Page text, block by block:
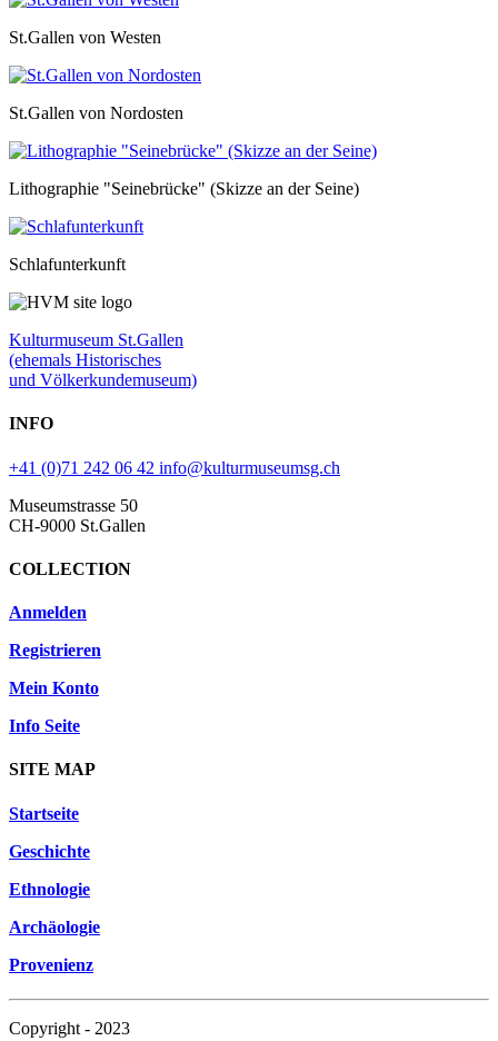
St.Gallen von Westen
St.Gallen von Nordosten
Lithographie "Seinebrücke" (Skizze an der Seine)
Schlafunterkunft
Kulturmuseum St.Gallen
(ehemals Historisches
und Völkerkundemuseum)
INFO
+41 (0)71 242 06 42 info@kulturmuseumsg.ch
Museumstrasse 50
CH-9000 St.Gallen
COLLECTION
Anmelden
Registrieren
Mein Konto
Info Seite
SITE MAP
Startseite
Geschichte
Ethnologie
Archäologie
Provenienz
Copyright - 2023